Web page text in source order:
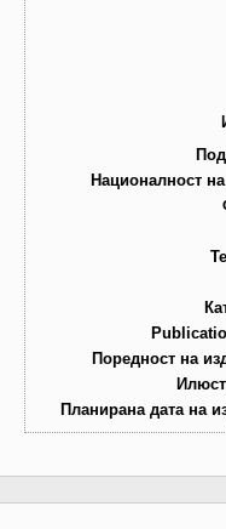
Националност
Поредност на
Планирана дата на